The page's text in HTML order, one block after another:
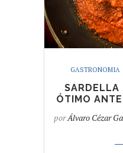
GASTRONOMIA
SARDELLA
ÓTIMO
porÁlvaro Cézar